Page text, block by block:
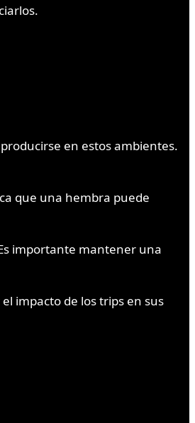
en estos ambientes.
que una hembra puede
importante mantener una
impacto de los trips en sus